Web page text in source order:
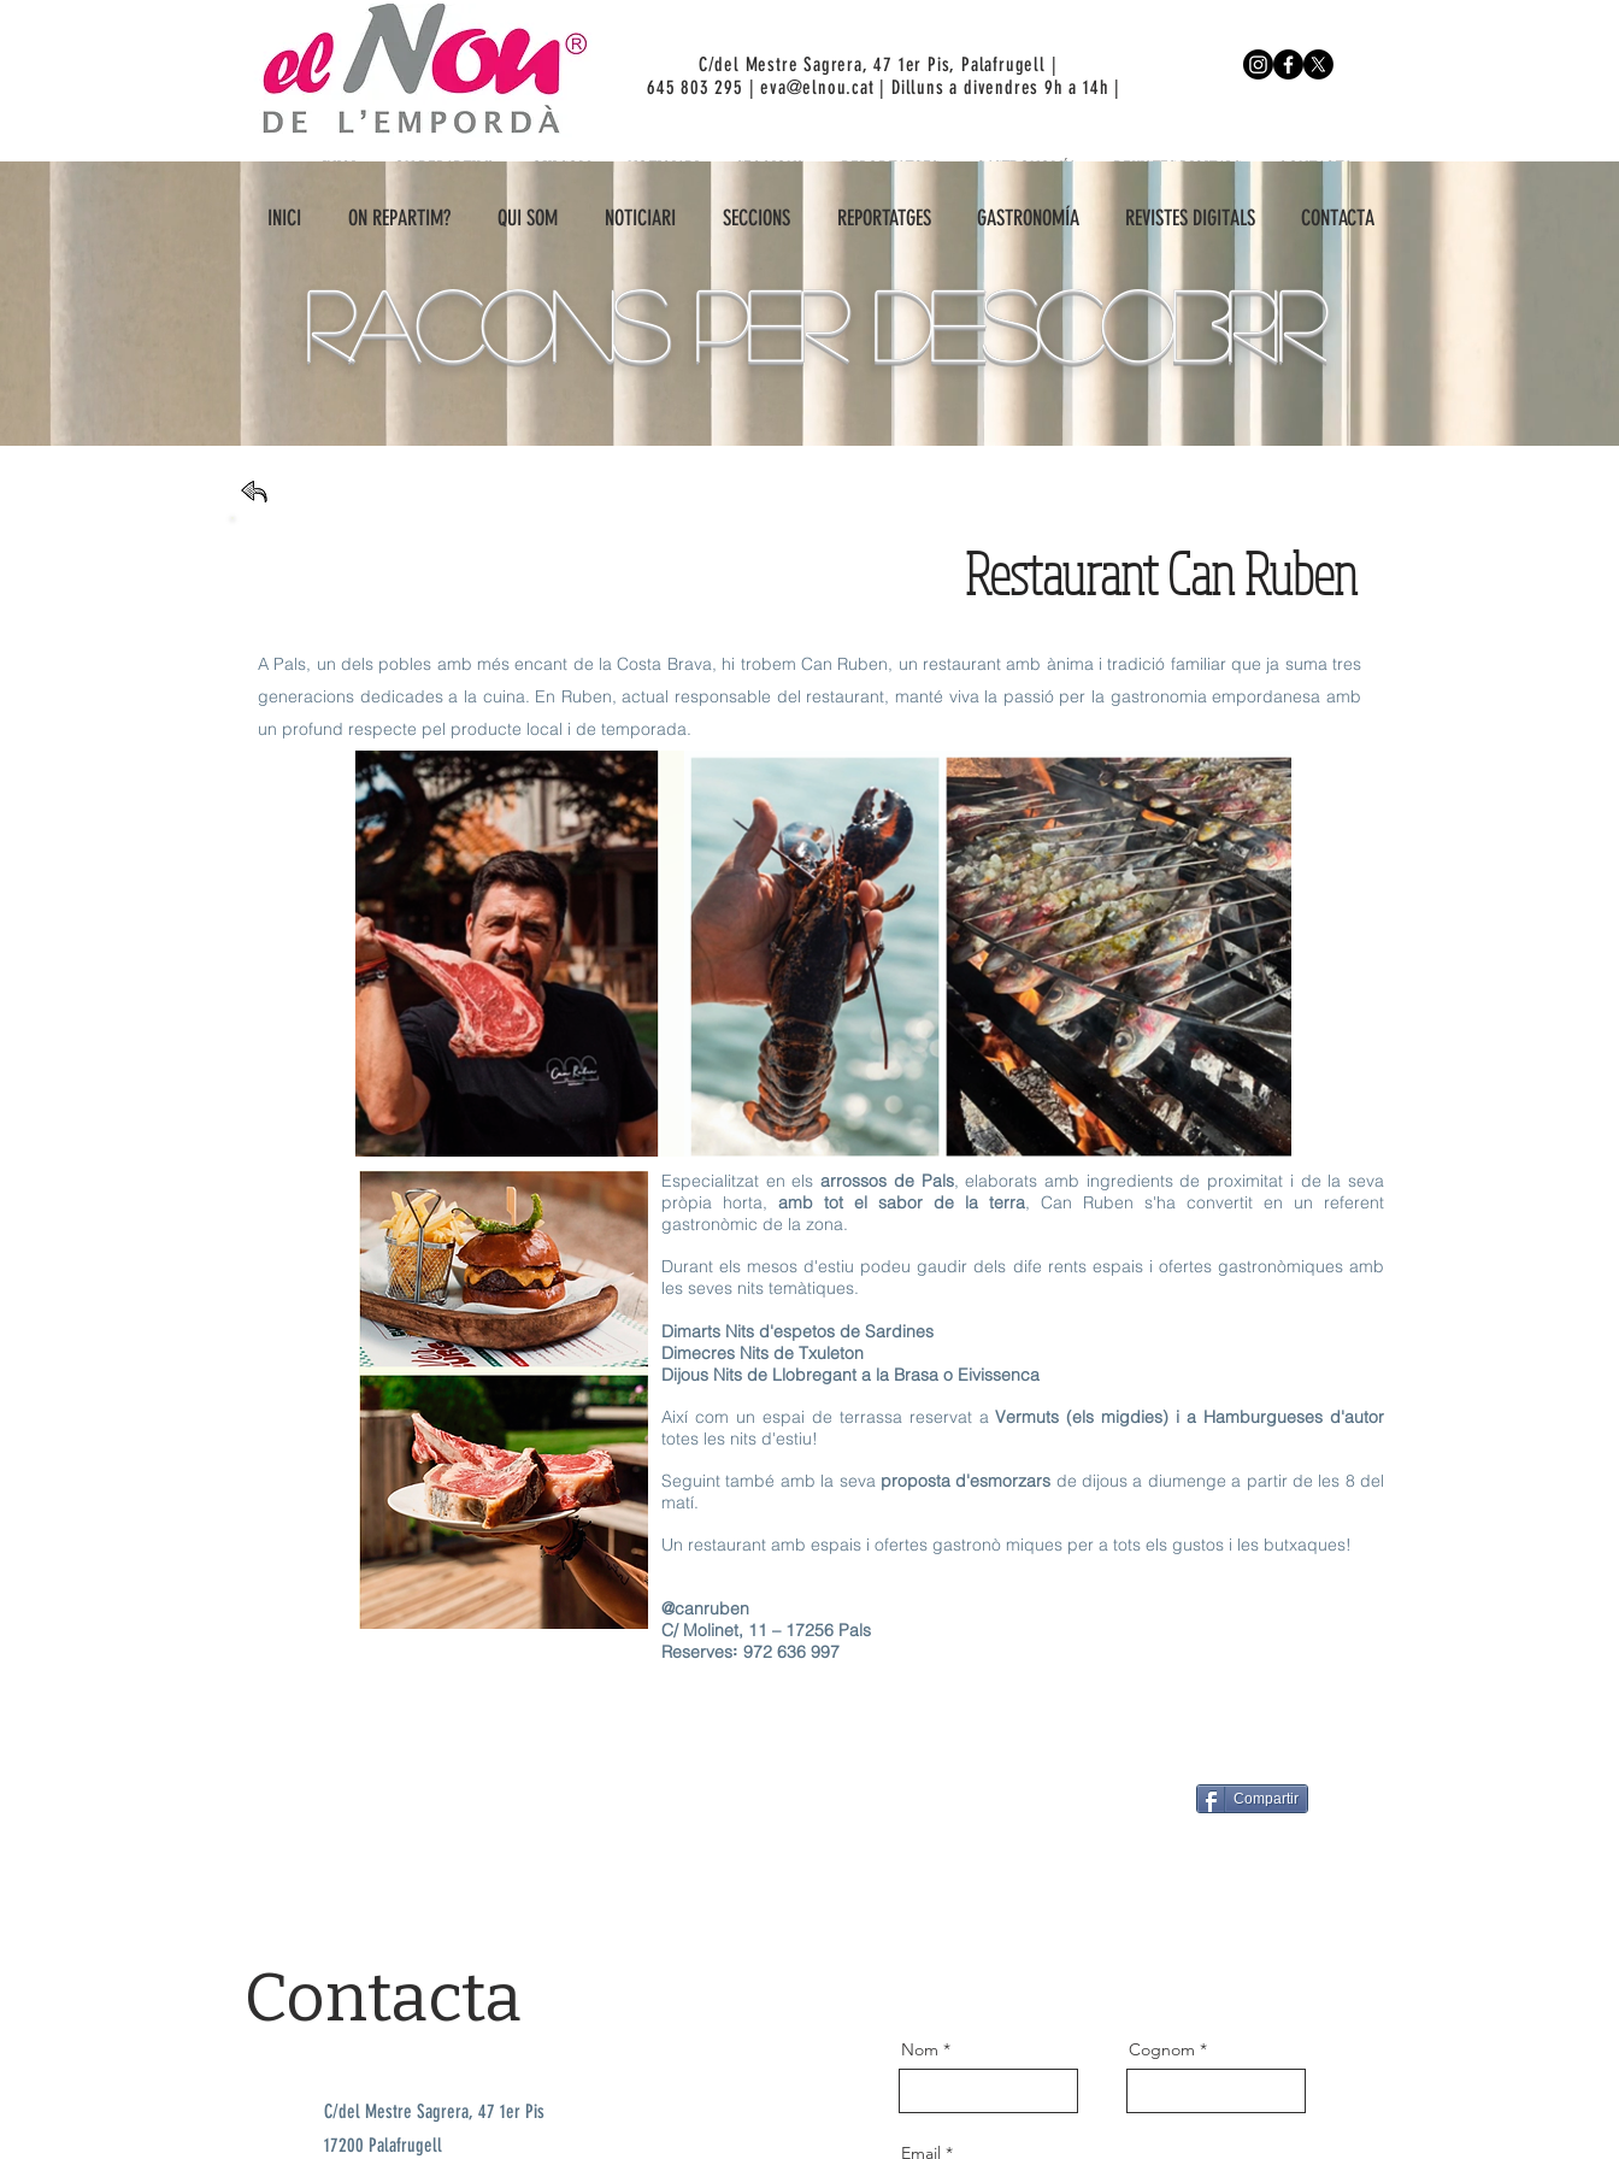
C/del Mestre Sagrera, 47 1er Pis, Palafrugell |
645 803 295 |eva@elnou.cat | Dilluns a divendres 9h a 14h |
INICI ON REPARTIM? QUI SOM NOTICIARI SECCIONS REPORTATGES GASTRONOMÍA REVISTES DIGITALS CONTACTA
INICI ON REPARTIM? QUI SOM NOTICIARI SECCIONS REPORTATGES GASTRONOMÍA REVISTES DIGITALS CONTACTA
RACONS per descobrir
Restaurant Can Ruben
A Pals, un dels pobles amb més encant de la Costa Brava, hi trobem Can Ruben, un restaurant amb ànima i tradició familiar que ja suma tres
generacions dedicades a la cuina. En Ruben, actual responsable del restaurant, manté viva la passió per la gastronomia empordanesa amb
un profund respecte pel producte local i de temporada.
Especialitzat en elsarrossos de Pals, elaborats amb ingredients de proximitat i de la seva
pròpia horta, amb tot el sabor de la terra, Can Ruben s'ha convertit en un referent
gastronòmic de la zona.
Durant els mesos d'estiu podeu gaudir dels dife rents espais i ofertes gastronòmiques amb
les seves nits temàtiques.
Dimarts Nits d'espetos de Sardines
Dimecres Nits de Txuleton
Dijous Nits de Llobregant a la Brasa o Eivissenca
Així com un espai de terrassa reservat aVermuts (els migdies) i a Hamburgueses d'autor
totes les nits d'estiu!
Seguint també amb la seva proposta d'esmorzars de dijous a diumenge a partir de les 8 del
matí.
Un restaurant amb espais i ofertes gastronò miques per a tots els gustos i les butxaques!
@canruben
C/ Molinet, 11 – 17256 Pals
Reserves꞉ 972 636 997
Compartir
Contacta
C/del Mestre Sagrera, 47 1er Pis
17200 Palafrugell
Nom Cognom
Email